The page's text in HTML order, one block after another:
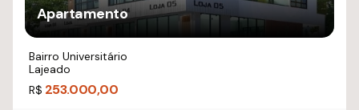
Apartamento
Bairro Universitário
Lajeado
R$ 253.000,00